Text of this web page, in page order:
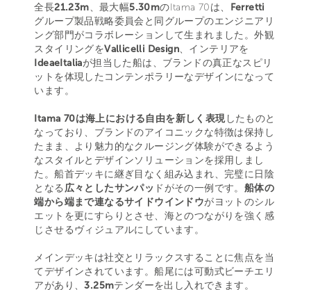
全長21.23m、最大幅5.30mのItama 70は、 Ferretti
グループ製品戦略委員会と同グループのエンジニアリ
ング部門がコラボレーションして生まれました。外観
スタイリングをVallicelli Design、インテリアを
IdeaeItaliaが担当した船は、ブランドの真正なスピリ
ットを体現したコンテンポラリーなデザインになって
います。
Itama 70は海上における自由を新しく表現したものと
なっており、ブランドのアイコニックな特徴は保持し
たまま、より魅力的なクルージング体験ができるよう
なスタイルとデザインソリューションを採用しまし
た。船首デッキに継ぎ目なく組み込まれ、完璧に日陰
となる 広々としたサンパッ ドがその一例です。 船体の
端から端まで連なるサイドウインドウがヨットのシル
エットを更にすらりとさせ、海とのつながりを強く感
じさせるヴィジュアルにしています。
メインデッキは社交とリラックスすることに焦点を当
てデザインされています。船尾には可動式ビーチエリ
アがあり、3.25mテンダーを出し入れできます。